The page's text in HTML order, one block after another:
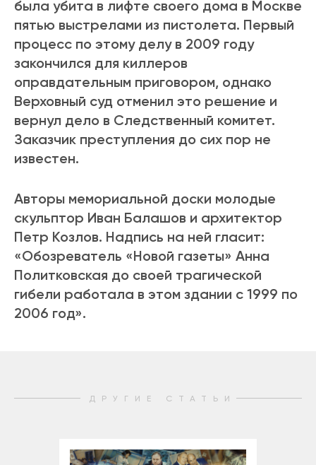
была убита в лифте своего дома в Москве
пятью выстрелами из пистолета. Первый
процесс по этому делу в 2009 году
закончился для киллеров
оправдательным приговором, однако
Верховный суд отменил это решение и
вернул дело в Следственный комитет.
Заказчик преступления до сих пор не
известен.
Авторы мемориальной доски молодые
скульптор Иван Балашов и архитектор
Петр Козлов. Надпись на ней гласит:
«Обозреватель «Новой газеты» Анна
Политковская до своей трагической
гибели работала в этом здании с 1999 по
2006 год».
ДРУГИЕ СТАТЬИ